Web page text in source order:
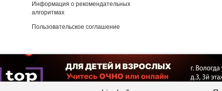
Информация о рекомендательных
алгоритмах
Пользовательское соглашение
Copyright ©2016- 2026Рекламная группа «Медиа консалт»